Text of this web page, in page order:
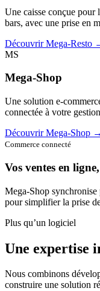
Une caisse conçue pour
bars, avec une prise en
Découvrir Mega-Resto
MS
Mega-Shop
Une solution e-
connectée à votre
Découvrir Mega-Shop →
Commerce connecté
Vos ventes en
Mega-Shop
pour simplifier la prise
Plus qu’un logiciel
Une expertise
Nous combinons
construire une solution